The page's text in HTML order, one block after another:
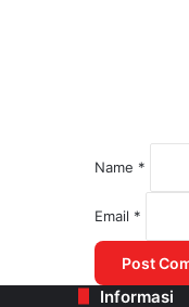
Name *
Email *
Informasi